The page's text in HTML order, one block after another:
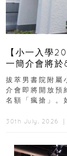
【小一入學
一簡介會將於
｜更設有網上
拔萃男書院附屬
介會即將開放預
名額「瘋搶」
30th July, 2026 ｜